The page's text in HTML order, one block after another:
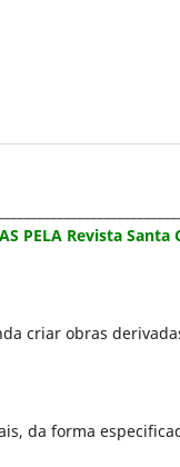
PELA Revista
criar obras
da forma